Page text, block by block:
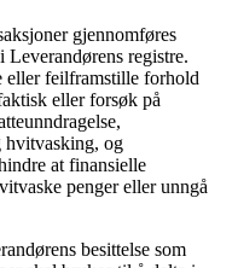
gjennomføres
Leverandørens registre.
eller feilframstille forhold
eller forsøk på
hvitvasking, og
at finansielle
penger eller unngå
besittelse som